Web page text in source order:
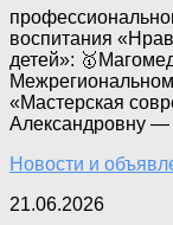
воспитания
детей»:
Межрегиональном
«Мастерская
Александровну —
Новости и
21.06.2026